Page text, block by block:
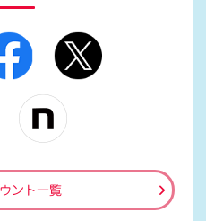
ント一覧